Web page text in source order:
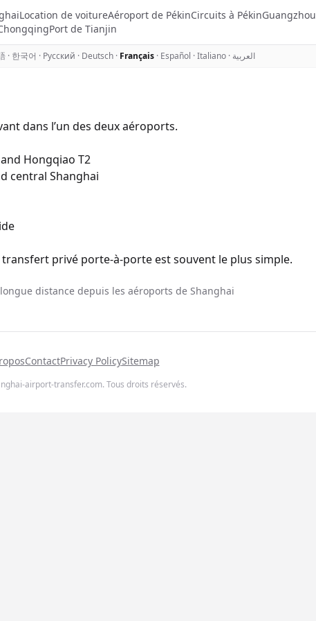
Location de voitureAéroport de PékinCircuits à PékinGuangzhou
Port de Tianjin
· 한국어 · Русский · Deutsch · Français · Español ·Italiano · العربية
dans l’un des deux aéroports.
Hongqiao T2
central Shanghai
privé porte-à-porte est souvent le plus simple.
distance depuis les aéroports de Shanghai
ContactPrivacy PolicySitemap
airport-transfer.com. Tous droits réservés.